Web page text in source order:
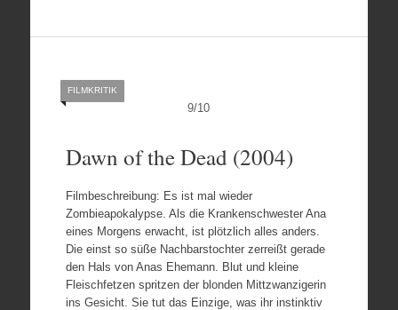
9/10
FILMKRITIK
Dawn of the Dead (2004)
Filmbeschreibung: Es ist mal wieder
Zombieapokalypse. Als die Krankenschwester Ana
eines Morgens erwacht, ist plötzlich alles anders.
Die einst so süße Nachbarstochter zerreißt gerade
den Hals von Anas Ehemann. Blut und kleine
Fleischfetzen spritzen der blonden Mittzwanzigerin
ins Gesicht. Sie tut das Einzige, was ihr instinktiv